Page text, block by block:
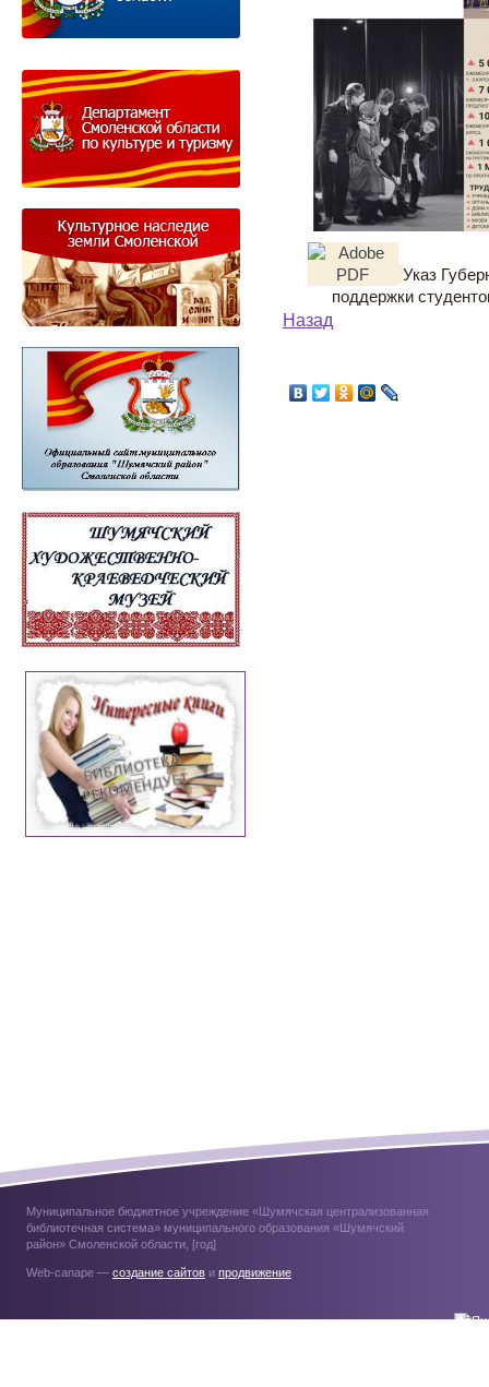
Указ
поддержки
Назад
Муниципальное бюджетное учреждение «Шумячская централизованная
библиотечная система» муниципального образования «Шумячский
район» Смоленской области, [год]
Web-canape — создание сайтов и продвижение